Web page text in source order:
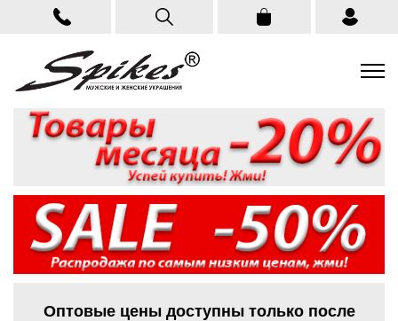
Оптовые цены доступны только после